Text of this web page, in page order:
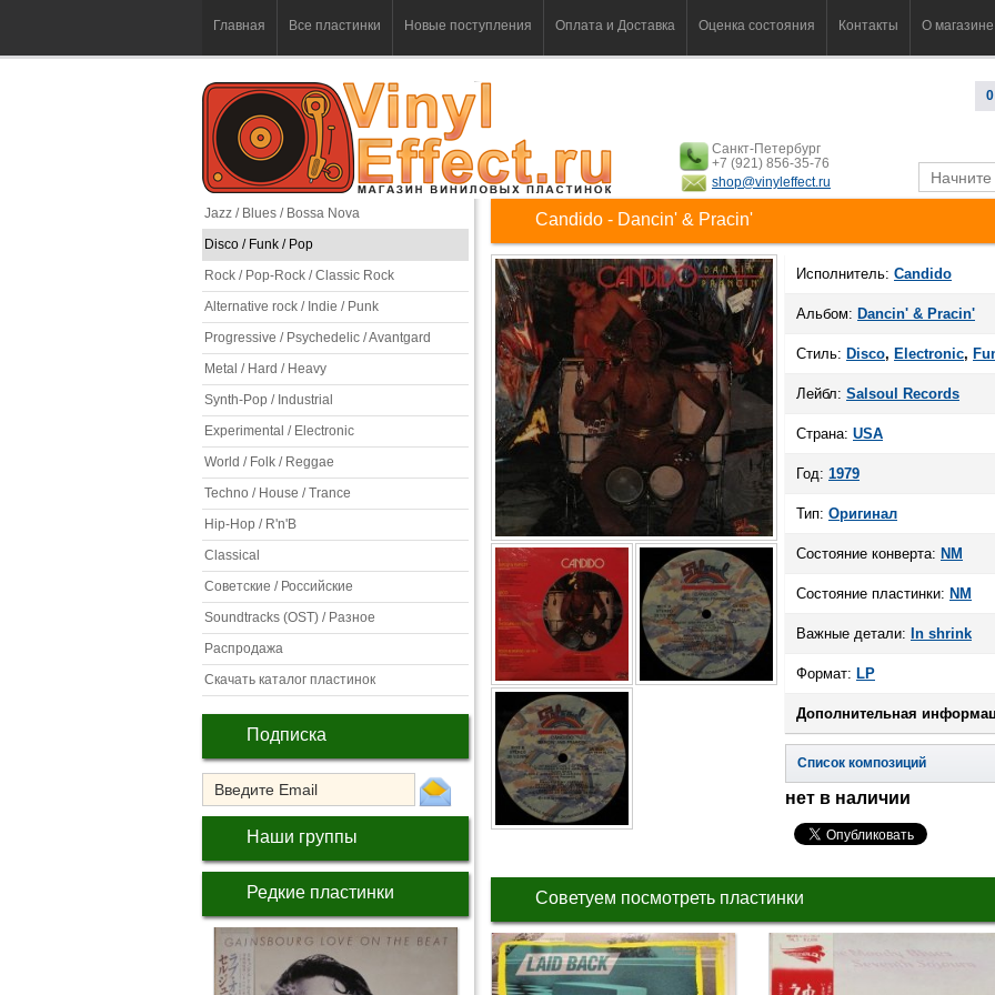
Главная Все пластинки Новые поступления Оплата и Доставка Оценка состояния Контакты О магазине
0
Санкт-Петербург
+7 (921) 856-35-76
shop@vinyleffect.ru
Jazz / Blues / Bossa Nova
Disco / Funk / Pop
Rock / Pop-Rock / Classic Rock
Alternative rock / Indie / Punk
Progressive / Psychedelic / Avantgard
Metal / Hard / Heavy
Synth-Pop / Industrial
Experimental / Electronic
World / Folk / Reggae
Techno / House / Trance
Hip-Hop / R'n'B
Classical
Советские / Российские
Soundtracks (OST) / Разное
Распродажа
Скачать каталог пластинок
Подписка
Наши группы
Редкие пластинки
Candido - Dancin' & Pracin'
Исполнитель: Candido
Альбом: Dancin' & Pracin'
Стиль: Disco, Electronic,
Лейбл: Salsoul Records
Страна: USA
Год: 1979
Тип: Оригинал
Состояние конверта: NM
Состояние пластинки: NM
Важные детали: In shrink
Формат: LP
Дополнительная
Список композиций
нет в наличии
Советуем посмотреть пластинки